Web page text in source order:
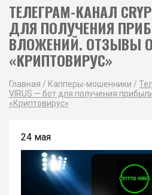
ТЕЛЕГРАМ-КАНАЛ
ДЛЯ ПОЛУЧЕНИЯ
ВЛОЖЕНИЙ. ОТЗЫВЫ О
«КРИПТОВИРУС»
Главная / Капперы-мошенники /
VIRUS — бот для получения
«Криптовирус»
24 мая